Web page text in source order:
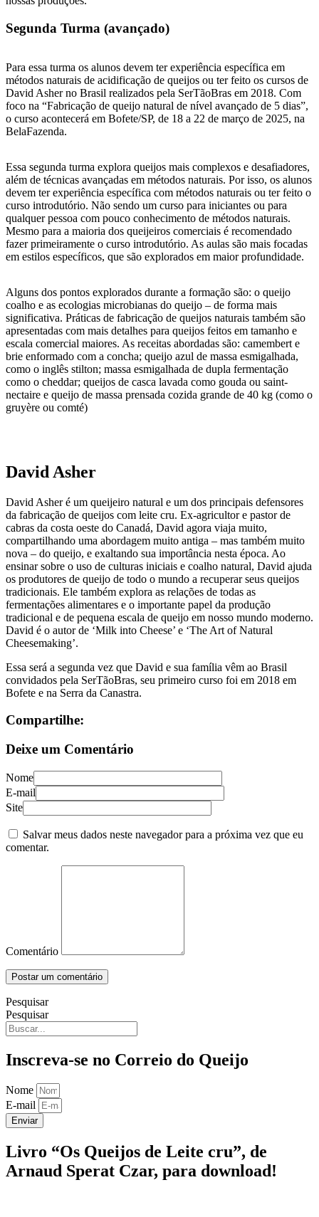
Segunda Turma (avançado)
Para essa turma os alunos devem ter experiência específica em
métodos naturais de acidificação de queijos ou ter feito os cursos de
David Asher no Brasil realizados pela SerTãoBras em 2018. Com
foco na “Fabricação de queijo natural de nível avançado de 5 dias”,
o curso acontecerá em Bofete/SP, de 18 a 22 de março de 2025, na
BelaFazenda.
Essa segunda turma explora queijos mais complexos e desafiadores,
além de técnicas avançadas em métodos naturais. Por isso, os alunos
devem ter experiência específica com métodos naturais ou ter feito o
curso introdutório. Não sendo um curso para iniciantes ou para
qualquer pessoa com pouco conhecimento de métodos naturais.
Mesmo para a maioria dos queijeiros comerciais é recomendado
fazer primeiramente o curso introdutório. As aulas são mais focadas
em estilos específicos, que são explorados em maior profundidade.
Alguns dos pontos explorados durante a formação são: o queijo
coalho e as ecologias microbianas do queijo – de forma mais
significativa. Práticas de fabricação de queijos naturais também são
apresentadas com mais detalhes para queijos feitos em tamanho e
escala comercial maiores. As receitas abordadas são: camembert e
brie enformado com a concha; queijo azul de massa esmigalhada,
como o inglês stilton; massa esmigalhada de dupla fermentação
como o cheddar; queijos de casca lavada como gouda ou saint-
nectaire e queijo de massa prensada cozida grande de 40 kg (como o
gruyère ou comté)
David Asher
David Asher é um queijeiro natural e um dos principais defensores
da fabricação de queijos com leite cru. Ex-agricultor e pastor de
cabras da costa oeste do Canadá, David agora viaja muito,
compartilhando uma abordagem muito antiga – mas também muito
nova – do queijo, e exaltando sua importância nesta época. Ao
ensinar sobre o uso de culturas iniciais e coalho natural, David ajuda
os produtores de queijo de todo o mundo a recuperar seus queijos
tradicionais. Ele também explora as relações de todas as
fermentações alimentares e o importante papel da produção
tradicional e de pequena escala de queijo em nosso mundo moderno.
David é o autor de ‘Milk into Cheese’ e ‘The Art of Natural
Cheesemaking’.
Essa será a segunda vez que David e sua família vêm ao Brasil
convidados pela SerTãoBras, seu primeiro curso foi em 2018 em
Bofete e na Serra da Canastra.
Compartilhe:
Deixe um Comentário
Nome
E-mail
Site
Salvar meus dados neste navegador para a próxima vez que eu
comentar.
Comentário
Pesquisar
Pesquisar
Inscreva-se no Correio do Queijo
Nome
E-mail
Enviar
Livro “Os Queijos de Leite cru”, de
Arnaud Sperat Czar, para download!